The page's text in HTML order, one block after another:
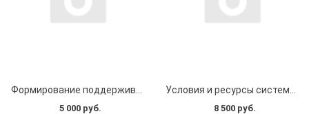
5 000 руб. 8 500 руб.